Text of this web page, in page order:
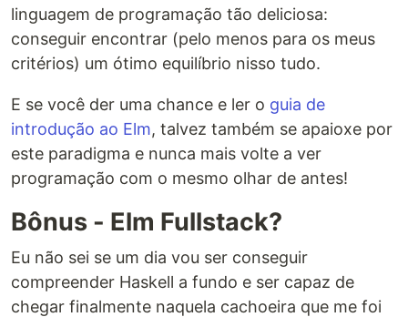
linguagem de programação tão deliciosa:
conseguir encontrar (pelo menos para os meus
critérios) um ótimo equilíbrio nisso tudo.
E se você der uma chance e ler o guia de
introdução ao Elm, talvez também se apaioxe por
este paradigma e nunca mais volte a ver
programação com o mesmo olhar de antes!
Bônus - Elm Fullstack?
Eu não sei se um dia vou ser conseguir
compreender Haskell a fundo e ser capaz de
chegar finalmente naquela cachoeira que me foi